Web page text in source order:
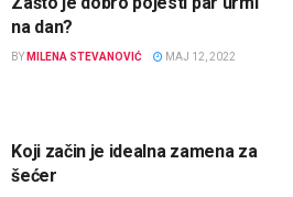
na dan?
BY MILENA STEVANOVIĆ MAJ 12, 2022
Koji začin je idealna zamena za
šećer